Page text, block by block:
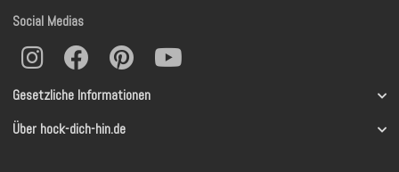
Gesetzliche Informationen
Über hock-dich-hin.de
Social Medias